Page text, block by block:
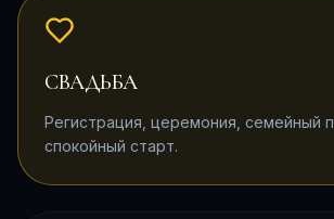
СВАДЬБА
Регистрация, церемония, семейный
спокойный старт.